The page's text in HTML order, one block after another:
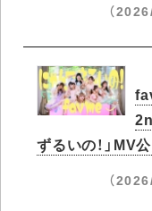
（
ずるいの！」MV
（